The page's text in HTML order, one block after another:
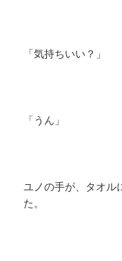
「気持ちいい？」
「うん」
ユノの手が、タオル
た。